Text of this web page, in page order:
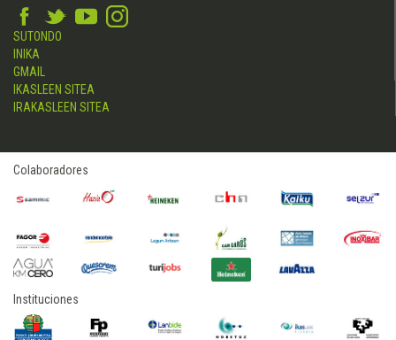
SUTONDO
INIKA
GMAIL
IKASLEEN SITEA
IRAKASLEEN SITEA
Colaboradores
Instituciones